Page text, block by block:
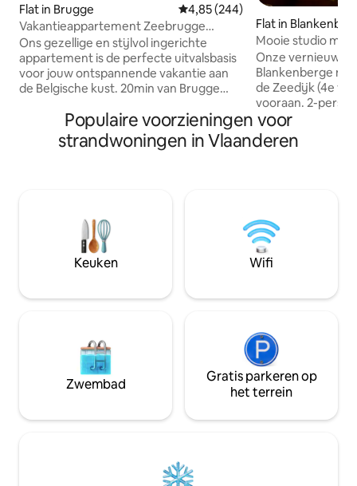
Flat in Brugge Gemiddelde beoordeling van
4,85 (244)
Vakantieappartement Zeebrugge
strand nabij Brugge!
Ons gezellige en stijlvol ingerichte
appartement is de perfecte uitvalsbasis
voor jouw ontspannende vakantie aan
de Belgische kust. 20min van Brugge
onverslaanbaar. Op slechts enkele
meters van het appartement vind je het
uitgestrekte zandstrand van
onvergetelijk verblijf aan de Belgische
kust. Eerste verdieping 2 terras
Flat in
Mooie studio
strandkabine
Onze
Blankenberge met
de Zeedijk (4e
vooraan. 2-
1
zijn aanwezig.
zelf
het
go-carts.
Populaire voorzieningen voor
strandwoningen in Vlaanderen
Keuken Wifi
Zwembad
Gratis parkeren op
het terrein